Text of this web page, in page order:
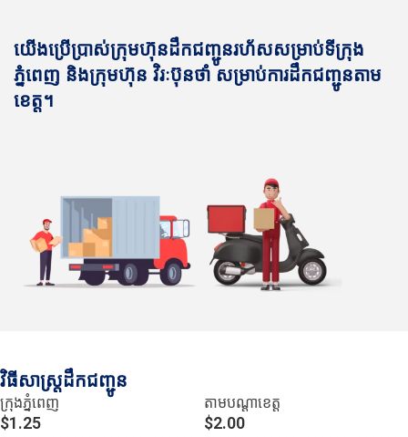
យើងប្រើប្រាស់ក្រុមហ៊ុនដឹកជញ្ជូនរហ័សសម្រាប់ទីក្រុង
ភ្នំពេញ និងក្រុមហ៊ុន វិរៈប៊ុនថាំ សម្រាប់ការដឹកជញ្ជូនតាម
ខេត្ត។
វិធីសាស្រ្តដឹកជញ្ជូន
ក្រុងភ្នំពេញ
$1.25
តាមបណ្ដាខេត្ត
$2.00